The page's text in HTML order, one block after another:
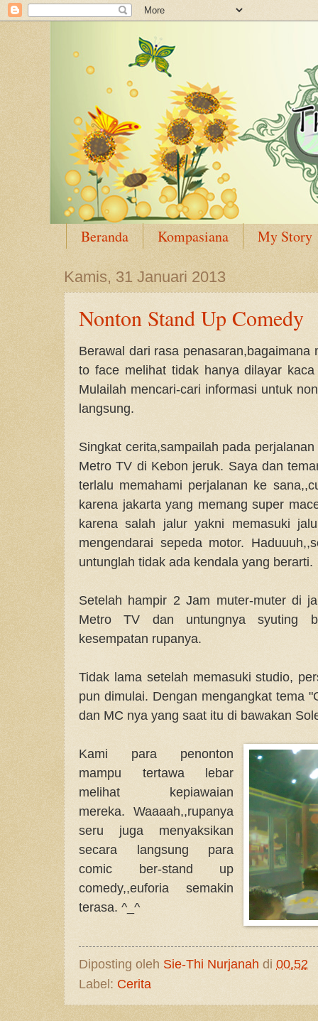
Beranda Kompasiana My Story
Kamis, 31 Januari 2013
Nonton Stand Up Comedy
Berawal dari rasa penasaran,bagaimana
to face melihat tidak hanya dilayar
Mulailah mencari-cari informasi untuk
langsung.
Singkat cerita,sampailah pada
Metro TV di Kebon jeruk. Saya dan
terlalu memahami perjalanan ke
karena jakarta yang memang super
karena salah jalur yakni memasuki
mengendarai sepeda motor.
untunglah tidak ada kendala yang berarti.
Setelah hampir 2 Jam muter-muter di
Metro TV dan untungnya syuting
kesempatan rupanya.
Tidak lama setelah memasuki studio,
pun dimulai. Dengan mengangkat tema
dan MC nya yang saat itu di bawakan
Kami para penonton
mampu tertawa lebar
melihat kepiawaian
mereka. Waaaah,,rupanya
seru juga menyaksikan
secara langsung para
comic ber-stand up
comedy,,euforia semakin
terasa. ^_^
Diposting oleh Sie-Thi Nurjanah di 00.52
Label: Cerita